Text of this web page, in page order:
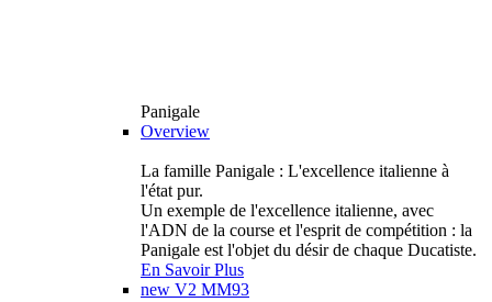
Panigale
Overview
La famille Panigale : L'excellence italienne à
l'état pur.
Un exemple de l'excellence italienne, avec
l'ADN de la course et l'esprit de compétition : la
Panigale est l'objet du désir de chaque Ducatiste.
En Savoir Plus
new V2 MM93